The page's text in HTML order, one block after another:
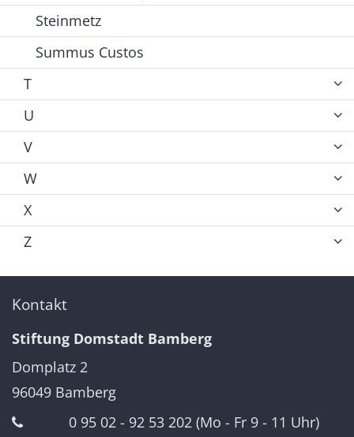
Steinmetz
Summus Custos
T
U
V
W
X
Z
Kontakt
Stiftung Domstadt Bamberg
Domplatz 2
96049 Bamberg
0 95 02 - 92 53 202 (Mo - Fr 9 - 11 Uhr)